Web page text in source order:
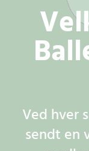
Ved hver
sendt en